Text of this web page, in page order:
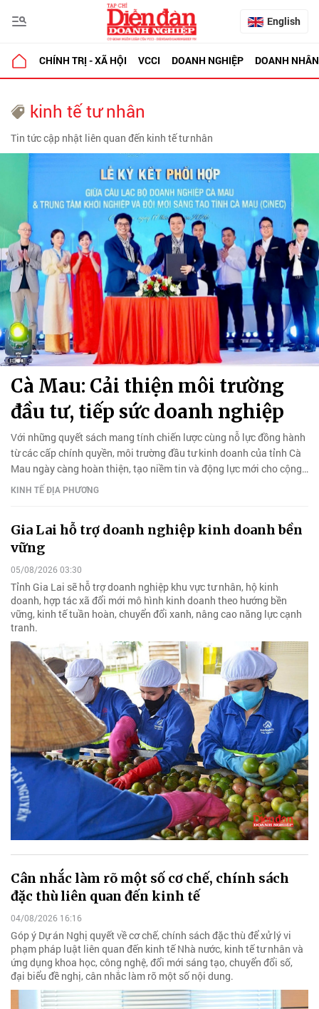
English
CHÍNH TRỊ - XÃ HỘI VCCI DOANH NGHIỆP DOANH NHÂN
kinh tế tư nhân
Tin tức cập nhật liên quan đến kinh tế tư nhân
Cà Mau: Cải thiện môi trường
đầu tư, tiếp sức doanh nghiệp
Với những quyết sách mang tính chiến lược cùng nỗ lực đồng hành
từ các cấp chính quyền, môi trường đầu tư kinh doanh của tỉnh Cà
Mau ngày càng hoàn thiện, tạo niềm tin và động lực mới cho cộng
đồng doanh nghiệp bứt phá, tăng trưởng.
KINH TẾ ĐỊA PHƯƠNG
Gia Lai hỗ trợ doanh nghiệp kinh doanh bền
vững
05/08/2026 03:30
Tỉnh Gia Lai sẽ hỗ trợ doanh nghiệp khu vực tư nhân, hộ kinh
doanh, hợp tác xã đổi mới mô hình kinh doanh theo hướng bền
vững, kinh tế tuần hoàn, chuyển đổi xanh, nâng cao năng lực cạnh
tranh.
Cân nhắc làm rõ một số cơ chế, chính sách
đặc thù liên quan đến kinh tế
04/08/2026 16:16
Góp ý Dự án Nghị quyết về cơ chế, chính sách đặc thù để xử lý vi
phạm pháp luật liên quan đến kinh tế Nhà nước, kinh tế tư nhân và
ứng dụng khoa học, công nghệ, đổi mới sáng tạo, chuyển đổi số,
đại biểu đề nghị, cân nhắc làm rõ một số nội dung.